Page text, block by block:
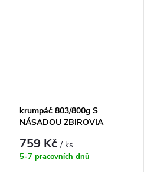
krumpáč 803/800g S
NÁSADOU ZBIROVIA
759 Kč/ ks
5-7 pracovních dnů